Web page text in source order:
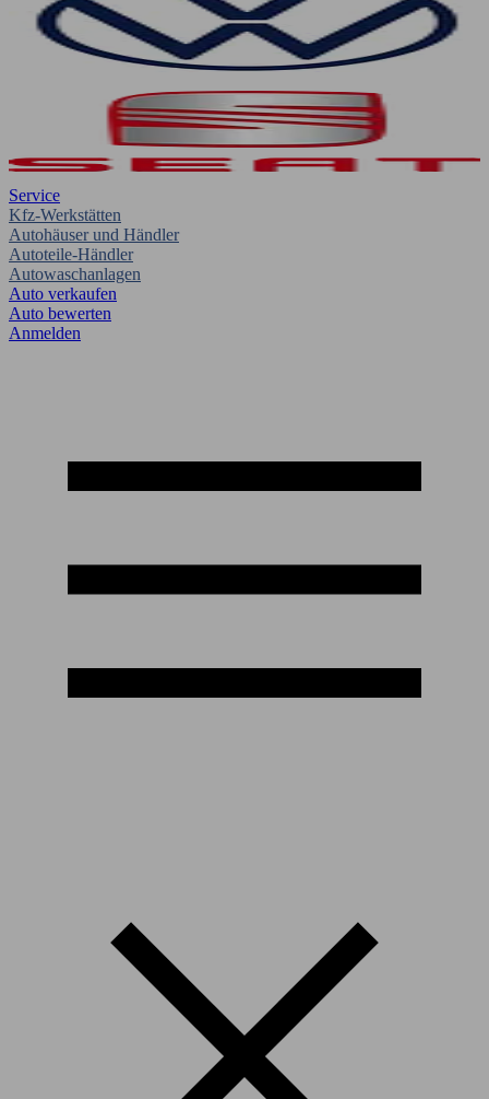
Service
Kfz-Werkstätten
Autohäuser und Händler
Autoteile-Händler
Autowaschanlagen
Auto verkaufen
Auto bewerten
Anmelden